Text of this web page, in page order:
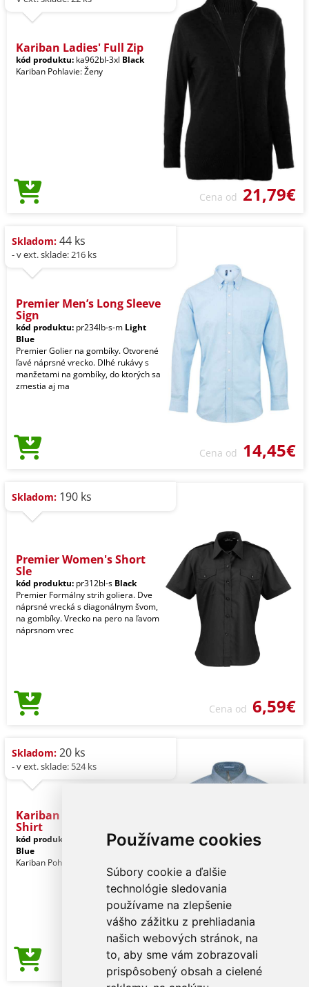
Používame cookies
Súbory cookie a ďalšie
technológie sledovania
používame na zlepšenie
vášho zážitku z prehliadania
našich webových stránok, na
to, aby sme vám zobrazovali
prispôsobený obsah a cielené
Kariban Ladies' Full Zip
kód produktu: ka962bl-3xl Black
Kariban Pohlavie: Ženy
Cena od 21,79€
Skladom: 44 ks
- v ext. sklade: 216 ks
Premier Men’s Long Sleeve
Sign
kód produktu: pr234lb-s-m Light
Blue
Premier Golier na gombíky. Otvorené
ľavé náprsné vrecko. Dlhé rukávy s
manžetami na gombíky, do ktorých sa
zmestia aj ma
Cena od 14,45€
Skladom: 190 ks
Premier Women's Short
Sle
kód produktu: pr312bl-s Black
Premier Formálny strih goliera. Dve
náprsné vrecká s diagonálnym švom,
na gombíky. Vrecko na pero na ľavom
náprsnom vrec
Cena od 6,59€
Skladom: 20 ks
- v ext. sklade: 524 ks
Kariban Ladies’ Denim
Shirt
kód produktu: ka509chm-sLight
Blue
Kariban Pohlavie: Ženy
Cena od20,02€